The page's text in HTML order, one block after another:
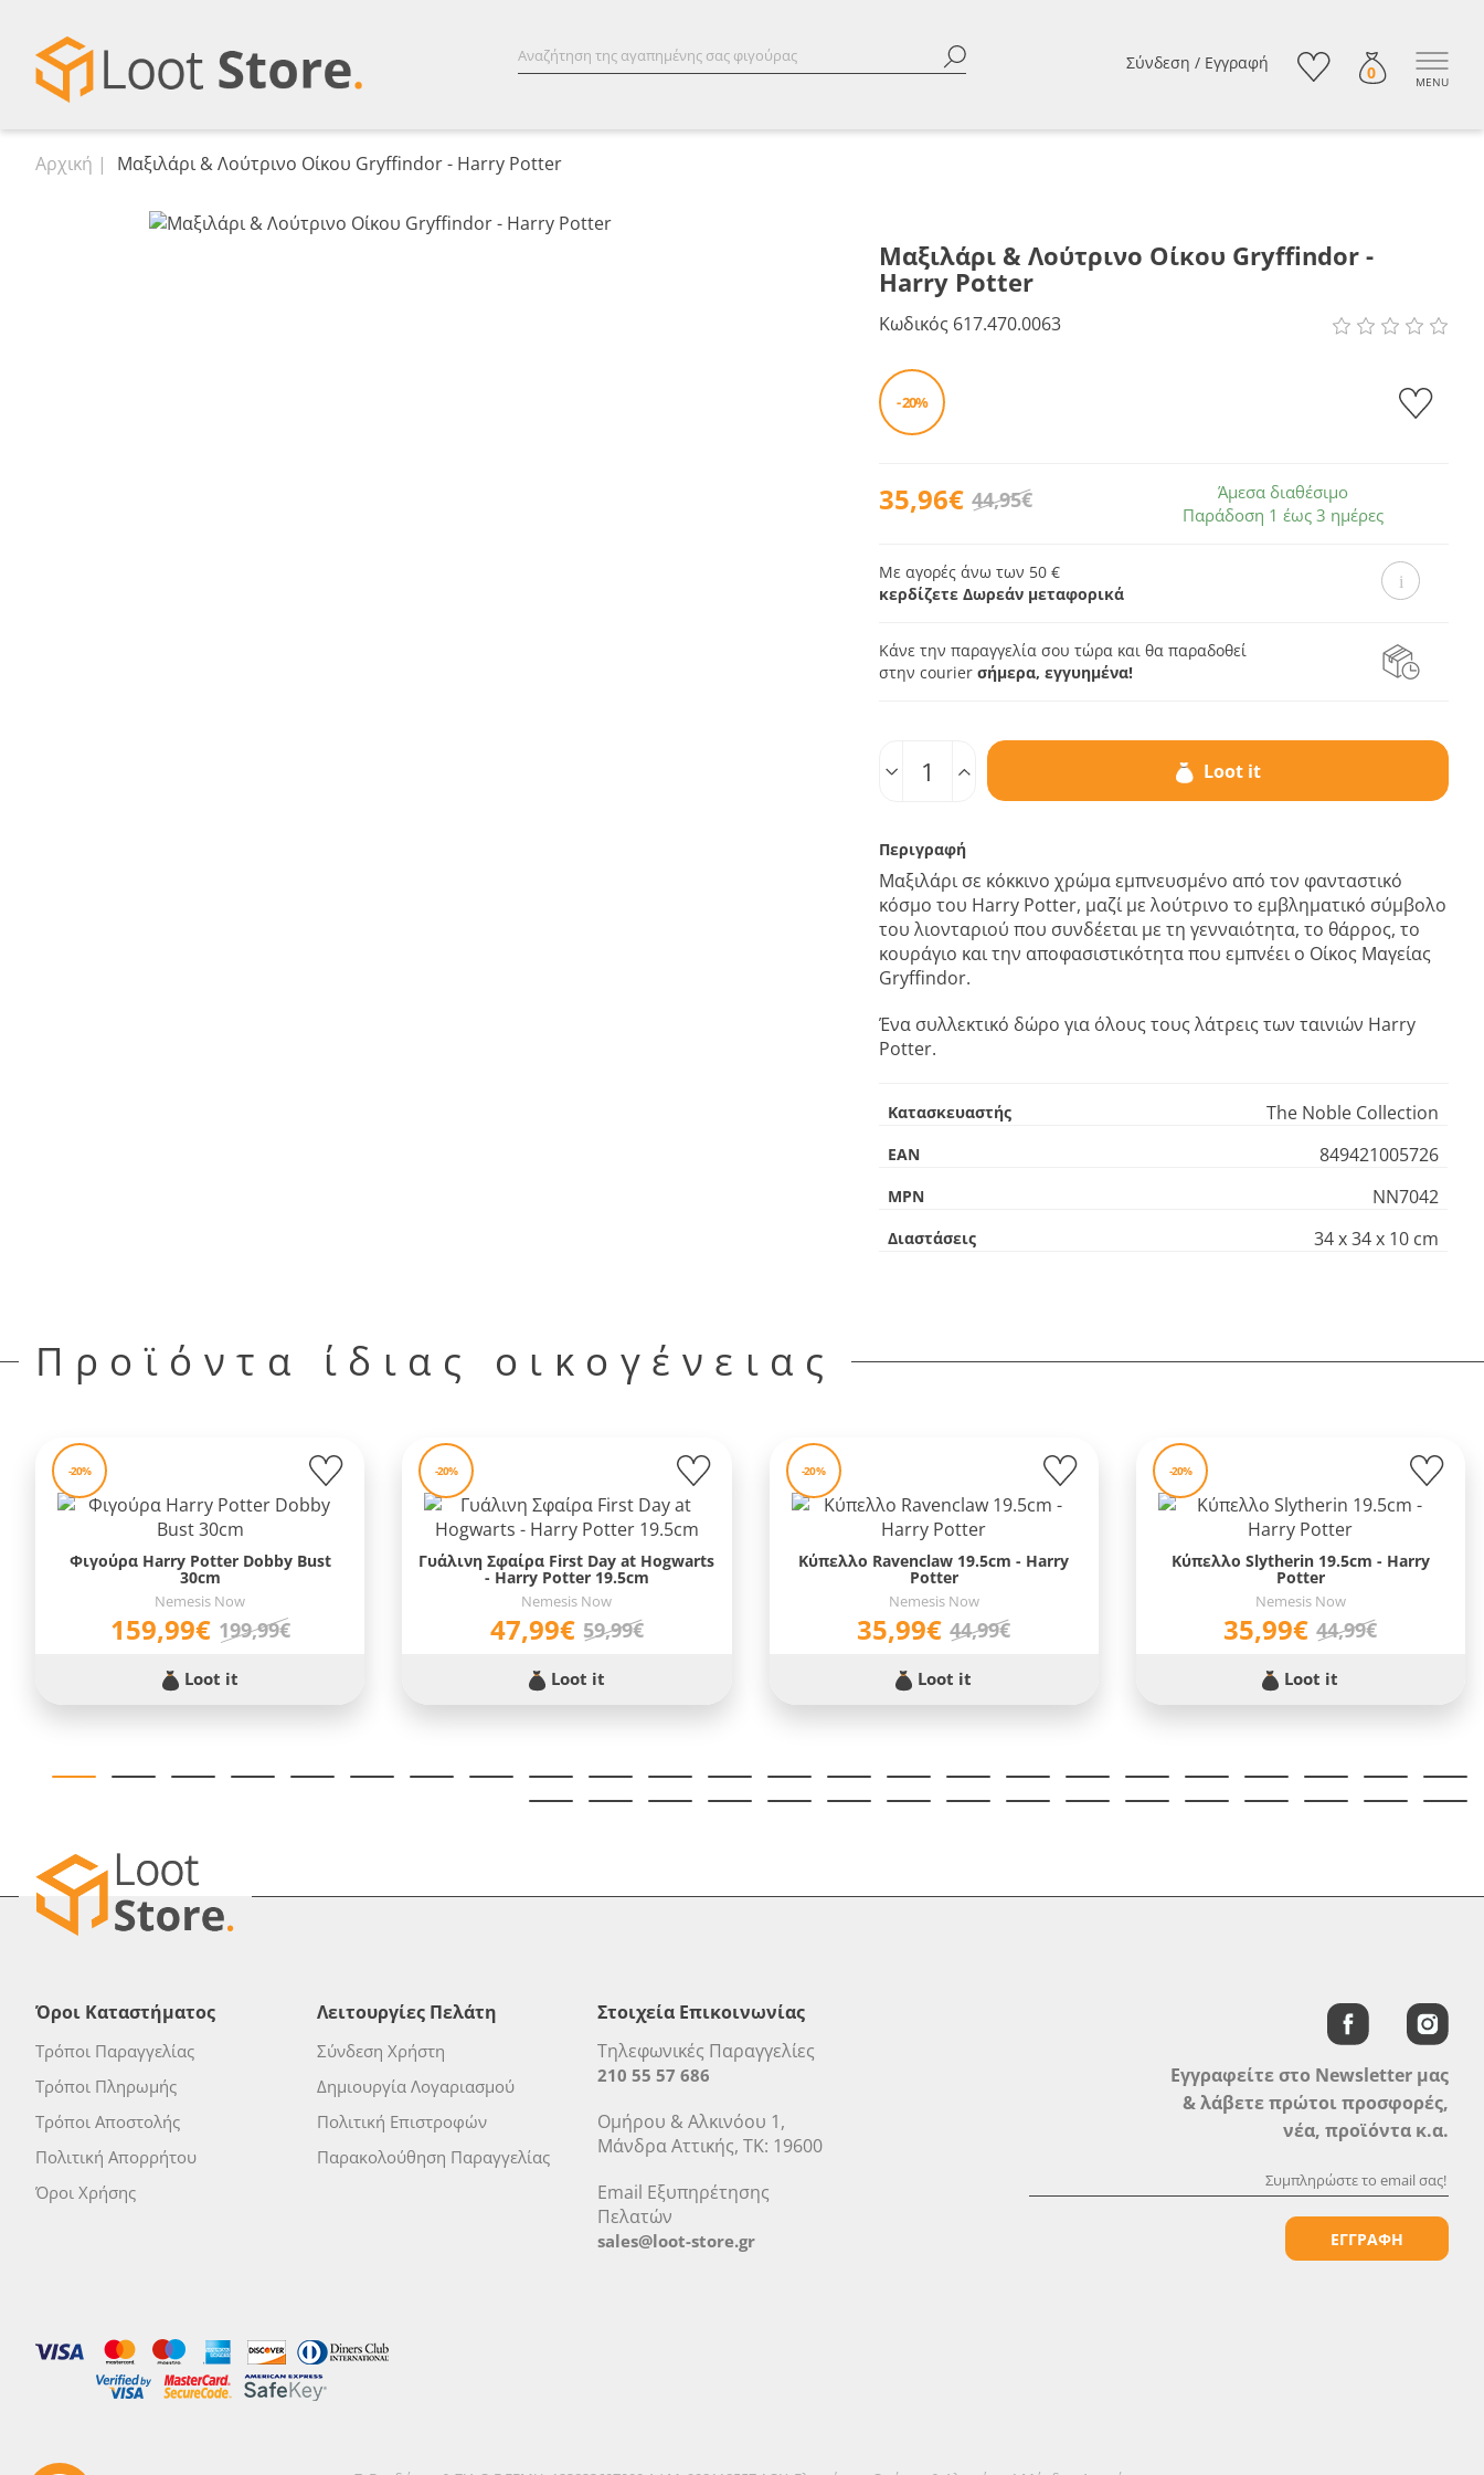
Σύνδεση / Εγγραφή 0 MENU
Αρχική Μαξιλάρι & Λούτρινο Οίκου Gryffindor - Harry Potter
Μαξιλάρι & Λούτρινο Οίκου Gryffindor -
Harry Potter
Κωδικός 617.470.0063
- 20%
35,96€ 44,95€
Άμεσα διαθέσιμο
Παράδοση 1 έως 3 ημέρες
Με αγορές άνω των 50 €
κερδίζετε Δωρεάν μεταφορικά
Κάνε την παραγγελία σου τώρα και θα παραδοθεί
στην courierσήμερα, εγγυημένα!
Loot it
Περιγραφή
Μαξιλάρι σε κόκκινο χρώμα εμπνευσμένο από τον φανταστικό
κόσμο του Harry Potter, μαζί με λούτρινο το εμβληματικό σύμβολο
του λιονταριού που συνδέεται με τη γενναιότητα, το θάρρος, το
κουράγιο και την αποφασιστικότητα που εμπνέει ο Οίκος Μαγείας
Gryffindor.
Ένα συλλεκτικό δώρο για όλους τους λάτρεις των ταινιών Harry
Potter.
Κατασκευαστής The Noble Collection
EAN 849421005726
MPN NN7042
Διαστάσεις 34 x 34 x 10 cm
Προϊόντα ίδιας οικογένειας
-20%
Φιγούρα Harry Potter Dobby Bust
30cm
Nemesis Now
159,99€ 199,99€
Loot it
-20%
Γυάλινη Σφαίρα First Day at Hogwarts
- Harry Potter 19.5cm
Nemesis Now
47,99€ 59,99€
Loot it
-20%
Κύπελλο Ravenclaw 19.5cm - Harry
Potter
Nemesis Now
35,99€ 44,99€
Loot it
-20%
Κύπελλο Slytherin 19.5cm - Harry
Potter
Nemesis Now
35,99€ 44,99€
Loot it
Όροι Καταστήματος
Τρόποι Παραγγελίας
Τρόποι Πληρωμής
Τρόποι Αποστολής
Πολιτική Απορρήτου
Όροι Χρήσης
Λειτουργίες Πελάτη
Σύνδεση Χρήστη
Δημιουργία Λογαριασμού
Πολιτική Επιστροφών
Παρακολούθηση Παραγγελίας
Στοιχεία Επικοινωνίας
Τηλεφωνικές Παραγγελίες
210 55 57 686
Ομήρου & Αλκινόου 1,
Μάνδρα Αττικής, ΤΚ: 19600
Email Εξυπηρέτησης
Πελατών
sales@loot-store.gr
Εγγραφείτε στο Newsletter μας
& λάβετε πρώτοι προσφορές,
νέα, προϊόντα κ.α.
ΕΓΓΡΑΦΗ